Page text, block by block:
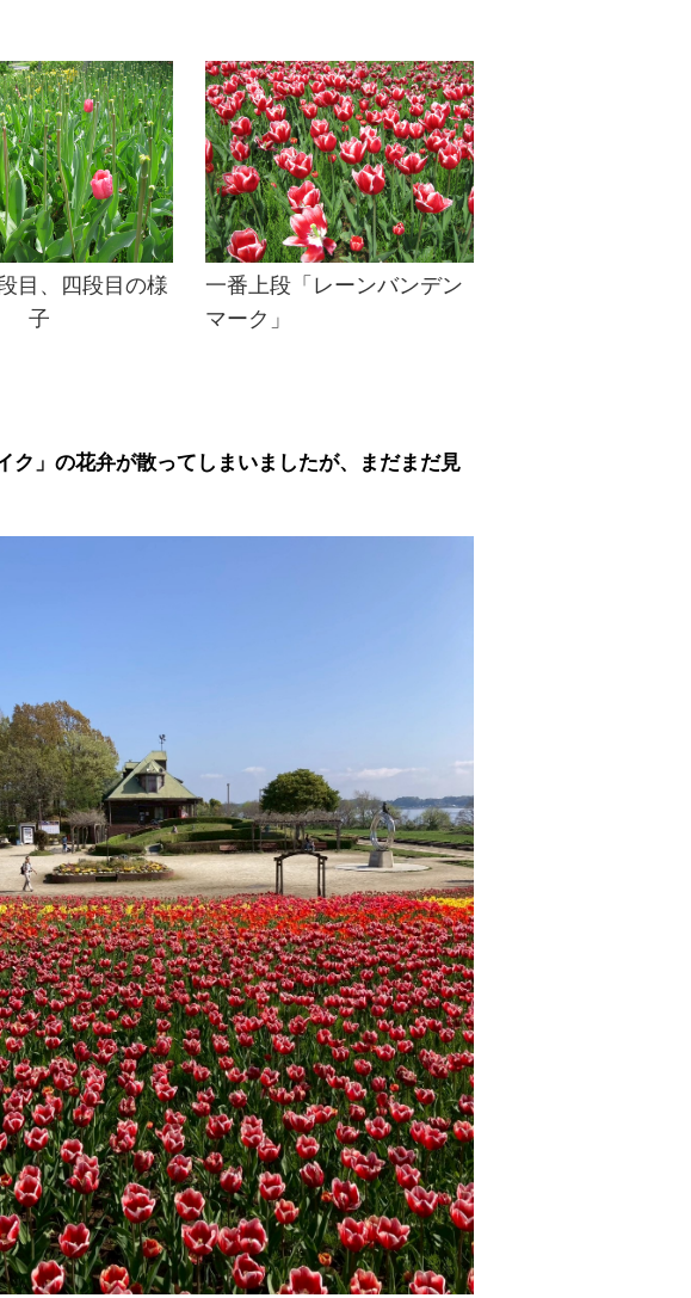
目、四段目の様
子
一番上段「レーンバンデン
マーク」
ク」の花弁が散ってしまいましたが、まだまだ見